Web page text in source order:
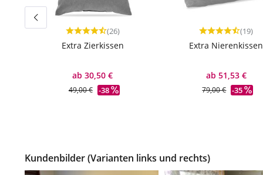
Durchschnittliche Bewertung von 4.73 von 5
(26)
Extra Zierkissen
ab 30,50 €
49,00 € -38
(19)
Extra Nierenkissen
ab 51,53 €
79,00 € -35
Kundenbilder (Varianten links und rechts)